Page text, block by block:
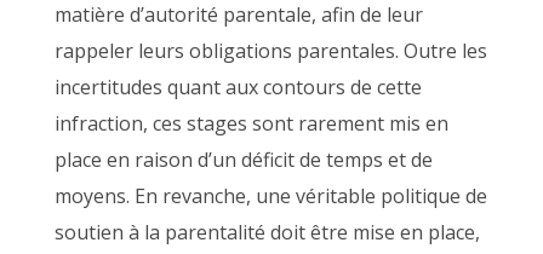
matière d’autorité parentale, afin de leur
rappeler leurs obligations parentales. Outre les
incertitudes quant aux contours de cette
infraction, ces stages sont rarement mis en
place en raison d’un déficit de temps et de
moyens. En revanche, une véritable politique de
soutien à la parentalité doit être mise en place,